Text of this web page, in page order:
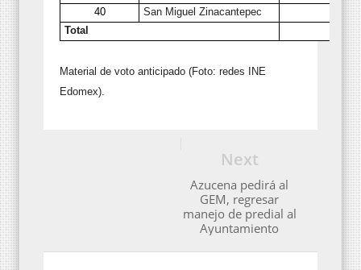
40
San Miguel Zinacantepec
Total
Material de voto anticipado (Foto: redes INE
Edomex).
Next
Azucena pedirá al
GEM, regresar
manejo de predial al
Ayuntamiento